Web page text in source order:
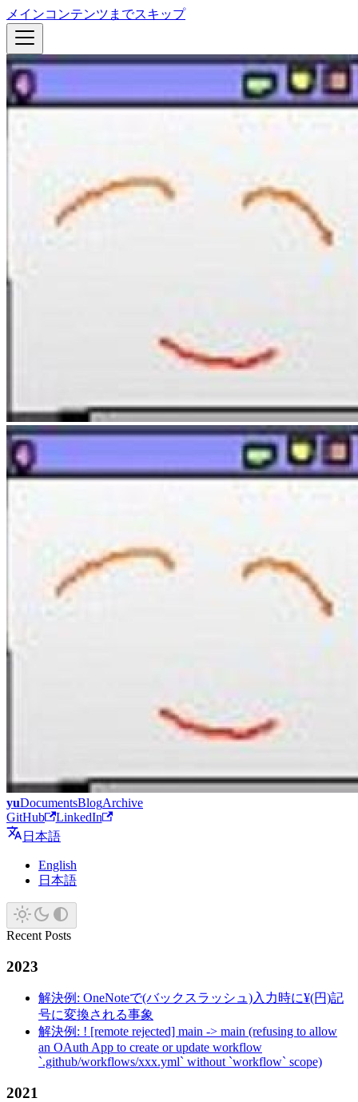
メインコンテンツまでスキップ
yuDocumentsBlogArchive
GitHub
LinkedIn
日本語
English
日本語
Recent Posts
2023
解決例: OneNoteで(バックスラッシュ)入力時に¥(円)記
号に変換される事象
解決例: ! [remote rejected] main -> main (refusing to allow
an OAuth App to create or update workflow
`.github/workflows/xxx.yml` without `workflow` scope)
2021